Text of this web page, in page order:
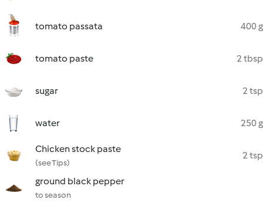
tomato passata 400 g
tomato paste 2 tbsp
sugar 2 tsp
water 250 g
Chicken stock paste
(see Tips)
2 tsp
ground black pepper
to season